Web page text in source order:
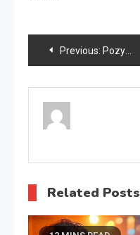
Nawigacja
wpisu
Previous: Pozycjonowanie lokalne Łódź
Related Posts